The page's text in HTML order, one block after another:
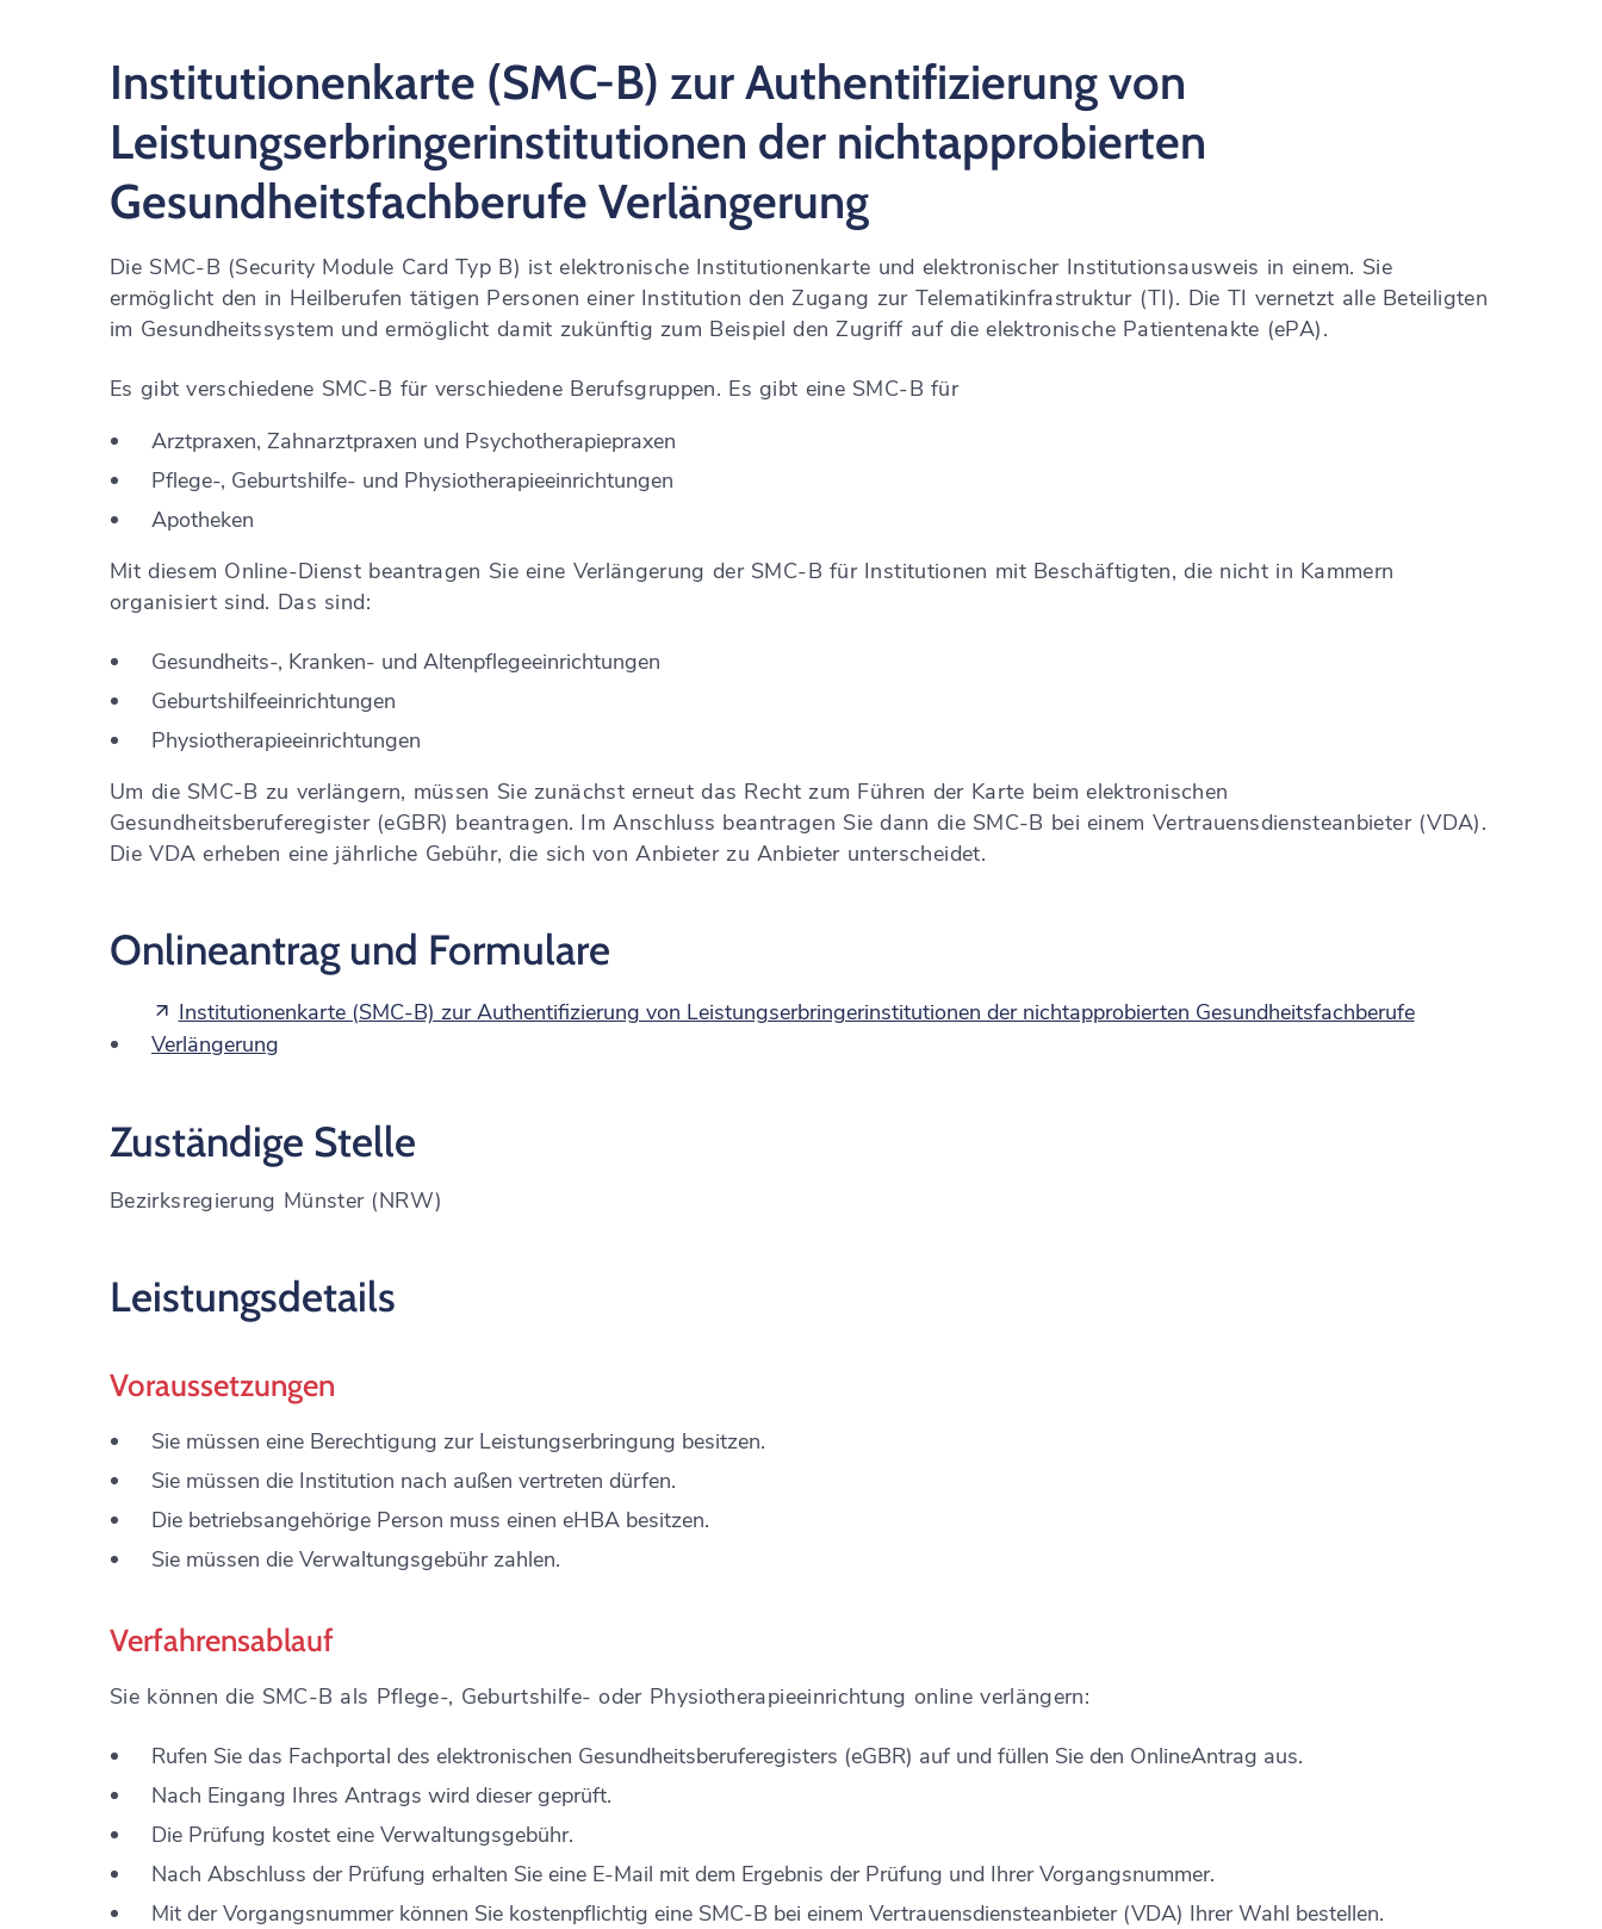
Institutionenkarte (SMC-B) zur Authentifizierung von
Leistungserbringerinstitutionen der nichtapprobierten
Gesundheitsfachberufe Verlängerung
Die SMC-B (Security Module Card Typ B) ist elektronische Institutionenkarte und elektronischer Institutionsausweis in einem. Sie
ermöglicht den in Heilberufen tätigen Personen einer Institution den Zugang zur Telematikinfrastruktur (TI). Die TI vernetzt alle Beteiligten
im Gesundheitssystem und ermöglicht damit zukünftig zum Beispiel den Zugriff auf die elektronische Patientenakte (ePA).
Es gibt verschiedene SMC-B für verschiedene Berufsgruppen. Es gibt eine SMC-B für
Arztpraxen, Zahnarztpraxen und Psychotherapiepraxen
Pflege-, Geburtshilfe- und Physiotherapieeinrichtungen
Apotheken
Mit diesem Online-Dienst beantragen Sie eine Verlängerung der SMC-B für Institutionen mit Beschäftigten, die nicht in Kammern
organisiert sind. Das sind:
Gesundheits-, Kranken- und Altenpflegeeinrichtungen
Geburtshilfeeinrichtungen
Physiotherapieeinrichtungen
Um die SMC-B zu verlängern, müssen Sie zunächst erneut das Recht zum Führen der Karte beim elektronischen
Gesundheitsberuferegister (eGBR) beantragen. Im Anschluss beantragen Sie dann die SMC-B bei einem Vertrauensdiensteanbieter (VDA).
Die VDA erheben eine jährliche Gebühr, die sich von Anbieter zu Anbieter unterscheidet.
Onlineantrag und Formulare
Institutionenkarte (SMC-B) zur Authentifizierung von Leistungserbringerinstitutionen der nichtapprobierten Gesundheitsfachberufe
Verlängerung
Zuständige Stelle
Bezirksregierung Münster (NRW)
Leistungsdetails
Voraussetzungen
Sie müssen eine Berechtigung zur Leistungserbringung besitzen.
Sie müssen die Institution nach außen vertreten dürfen.
Die betriebsangehörige Person muss einen eHBA besitzen.
Sie müssen die Verwaltungsgebühr zahlen.
Verfahrensablauf
Sie können die SMC-B als Pflege-, Geburtshilfe- oder Physiotherapieeinrichtung online verlängern:
Rufen Sie das Fachportal des elektronischen Gesundheitsberuferegisters (eGBR) auf und füllen Sie den OnlineAntrag aus.
Nach Eingang Ihres Antrags wird dieser geprüft.
Die Prüfung kostet eine Verwaltungsgebühr.
Nach Abschluss der Prüfung erhalten Sie eine E-Mail mit dem Ergebnis der Prüfung und Ihrer Vorgangsnummer.
Mit der Vorgangsnummer können Sie kostenpflichtig eine SMC-B bei einem Vertrauensdiensteanbieter (VDA) Ihrer Wahl bestellen.